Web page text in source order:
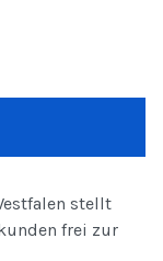
stellt
frei zur